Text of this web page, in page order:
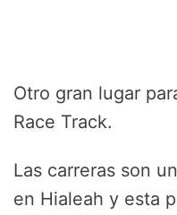
Otro gran lugar
Race Track.
Las carreras son
en Hialeah y esta